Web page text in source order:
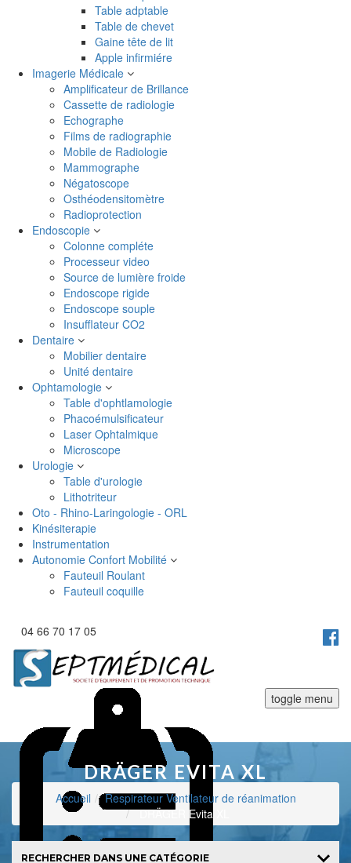
Table adptable
Table de chevet
Gaine tête de lit
Apple infirmiére
Imagerie Médicale
Amplificateur de Brillance
Cassette de radiologie
Echographe
Films de radiographie
Mobile de Radiologie
Mammographe
Négatoscope
Osthéodensitomètre
Radioprotection
Endoscopie
Colonne compléte
Processeur video
Source de lumière froide
Endoscope rigide
Endoscope souple
Insufflateur CO2
Dentaire
Mobilier dentaire
Unité dentaire
Ophtamologie
Table d'ophtlamologie
Phacoémulsificateur
Laser Ophtalmique
Microscope
Urologie
Table d'urologie
Lithotriteur
Oto - Rhino-Laringologie - ORL
Kinésiterapie
Instrumentation
Autonomie Confort Mobilité
Fauteuil Roulant
Fauteuil coquille
04 66 70 17 05
toggle menu
DRÄGER EVITA XL
Accueil
Respirateur Ventilateur de réanimation
DRÄGER Evita XL